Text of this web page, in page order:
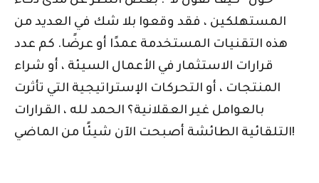
المستهلكين ، فقد وقعوا بلا شك في العديد من
هذه التقنيات المستخدمة عمدًا أو عرضًا. كم عدد
قرارات الاستثمار في الأعمال السيئة ، أو شراء
المنتجات ، أو التحركات الإستراتيجية التي تأثرت
بالعوامل غير العقلانية؟ الحمد لله ، القرارات
التلقائية الطائشة أصبحت الآن شيئًا من الماضي!